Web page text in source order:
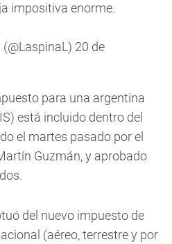
impositiva enorme.
20 de
para una argentina
está incluido dentro del
el martes pasado por el
Guzmán, y aprobado
del nuevo impuesto de
(aéreo, terrestre y por